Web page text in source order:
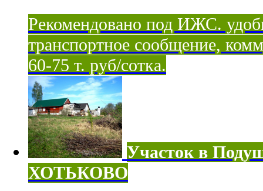
Рекомендовано под ИЖС.
транспортное сообщение,
60-75 т. руб/сотка.
Участок в
ХОТЬКОВО